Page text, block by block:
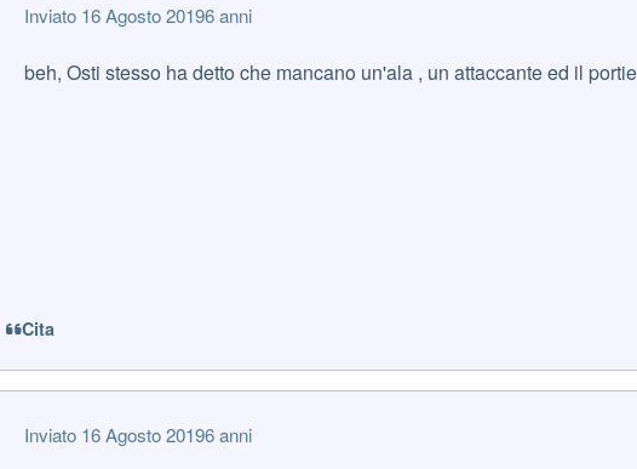
Inviato 16 Agosto 20196 anni
beh, Osti stesso ha detto che mancano un'ala , un attaccante ed il
Cita
Inviato 16 Agosto 20196 anni